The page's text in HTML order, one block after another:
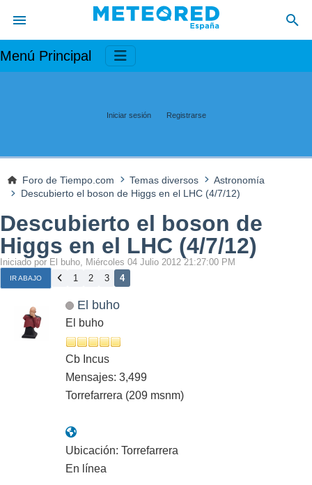
Menú Principal
Iniciar sesión Registrarse
Foro de Tiempo.com Temas diversos
Astronomía
Descubierto el boson de Higgs en el LHC (4/7/12)
Descubierto el boson de
Higgs en el LHC (4/7/12)
Iniciado por El buho, Miércoles 04 Julio 2012 21:27:00 PM
IR ABAJO 1 2 3 4
El buho
El buho
Cb Incus
Mensajes: 3,499
Torrefarrera (209 msnm)
Ubicación: Torrefarrera
En línea